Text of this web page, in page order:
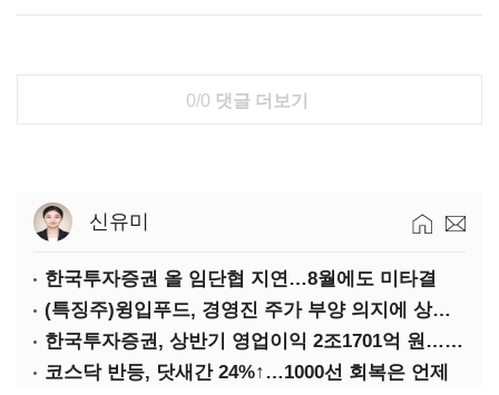
0/0 댓글 더보기
신유미
한국투자증권 올 임단협 지연…8월에도 미타결
(특징주)윙입푸드, 경영진 주가 부양 의지에 상한가
한국투자증권, 상반기 영업이익 2조1701억 원… 전년비 89.1%↑
코스닥 반등, 닷새간 24%↑…1000선 회복은 언제